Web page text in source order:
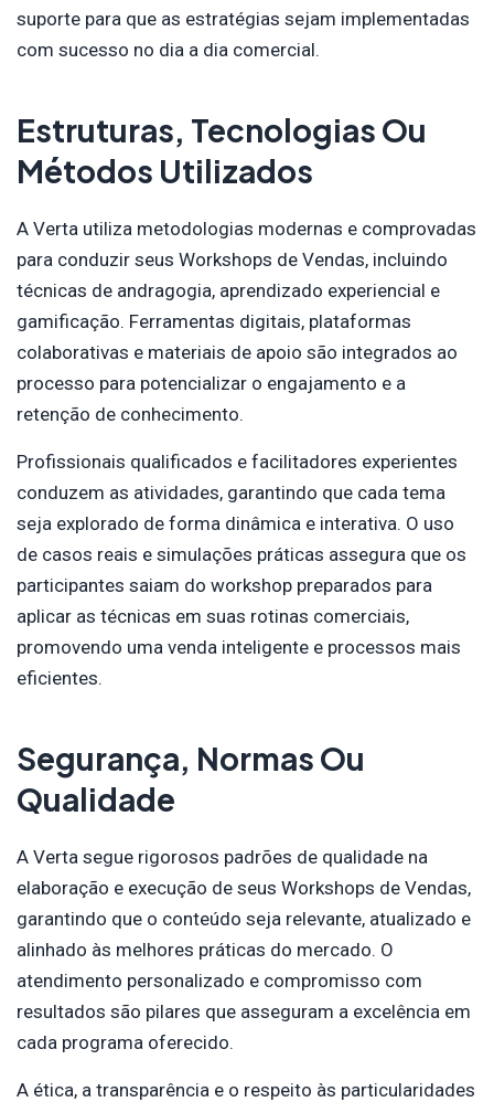
suporte para que as estratégias sejam implementadas
com sucesso no dia a dia comercial.
Estruturas, Tecnologias Ou
Métodos Utilizados
A Verta utiliza metodologias modernas e comprovadas
para conduzir seus Workshops de Vendas, incluindo
técnicas de andragogia, aprendizado experiencial e
gamificação. Ferramentas digitais, plataformas
colaborativas e materiais de apoio são integrados ao
processo para potencializar o engajamento e a
retenção de conhecimento.
Profissionais qualificados e facilitadores experientes
conduzem as atividades, garantindo que cada tema
seja explorado de forma dinâmica e interativa. O uso
de casos reais e simulações práticas assegura que os
participantes saiam do workshop preparados para
aplicar as técnicas em suas rotinas comerciais,
promovendo uma venda inteligente e processos mais
eficientes.
Segurança, Normas Ou
Qualidade
A Verta segue rigorosos padrões de qualidade na
elaboração e execução de seus Workshops de Vendas,
garantindo que o conteúdo seja relevante, atualizado e
alinhado às melhores práticas do mercado. O
atendimento personalizado e compromisso com
resultados são pilares que asseguram a excelência em
cada programa oferecido.
A ética, a transparência e o respeito às particularidades